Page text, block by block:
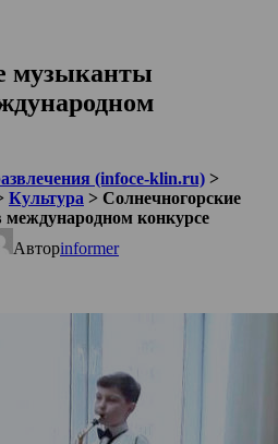
музыканты
(infoce-klin.ru) >
Культура > Солнечногорские
конкурсе
Авторinformer